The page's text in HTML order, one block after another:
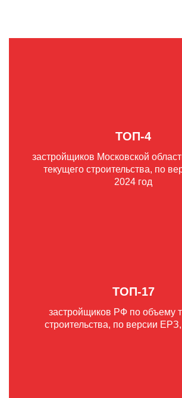
ТОП-4
застройщиков Московской
текущего строительства, по
2024 год
ТОП-17
застройщиков РФ по объему
строительства, по версии